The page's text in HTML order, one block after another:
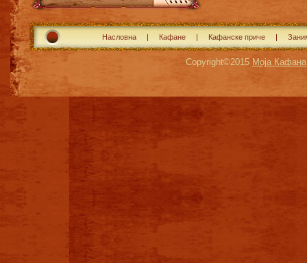
Насловна Кафане Кафанске приче
Copyright©2015 Моја Кафана